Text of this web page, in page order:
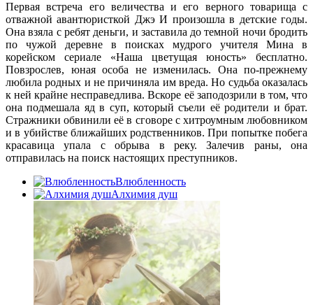
Первая встреча его величества и его верного товарища с
отважной авантюристкой Джэ И произошла в детские годы.
Она взяла с ребят деньги, и заставила до темной ночи бродить
по чужой деревне в поисках мудрого учителя Мина в
корейском сериале «Наша цветущая юность» бесплатно.
Повзрослев, юная особа не изменилась. Она по-прежнему
любила родных и не причиняла им вреда. Но судьба оказалась
к ней крайне несправедлива. Вскоре её заподозрили в том, что
она подмешала яд в суп, который съели её родители и брат.
Стражники обвинили её в сговоре с хитроумным любовником
и в убийстве ближайших родственников. При попытке побега
красавица упала с обрыва в реку. Залечив раны, она
отправилась на поиск настоящих преступников.
Влюбленность
Алхимия душ